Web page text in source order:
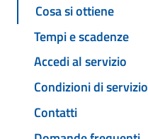
Cosa si ottiene
Tempi e scadenze
Accedi al servizio
Condizioni di servizio
Contatti